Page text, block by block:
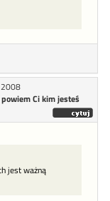
2008
powiem Ci kim jesteś
jest ważną